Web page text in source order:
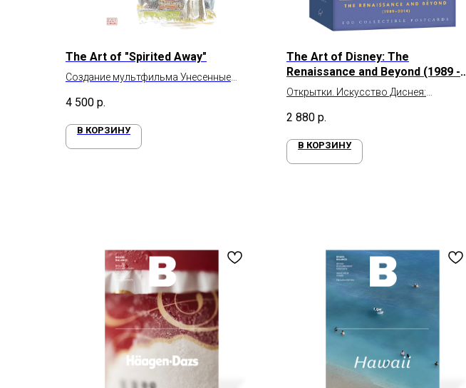
The Art of "Spirited Away"
Создание мультфильма Унесенные
4 500 р.
В КОРЗИНУ
The Art of Disney: The
Renaissance and Beyond (1989 -
2014)
Открытки. Искусство Диснея:
2 880 р.
В КОРЗИНУ